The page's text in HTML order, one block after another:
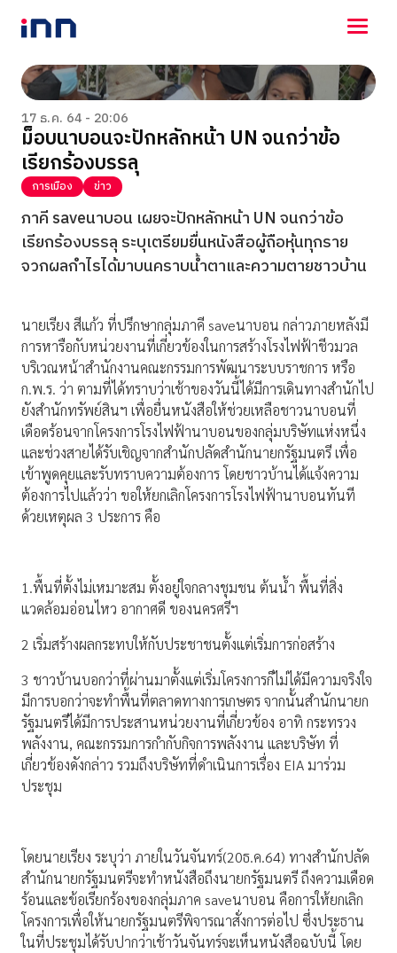
NEWS
ENTERTAINMENT
LIFESTYLE
HOROSCOPE
LOTTERY
VIDEO
ร่วมด้วยช่วยกัน
17 ธ.ค. 64 - 20:06
ม็อบนาบอนจะปักหลักหน้า UN จนกว่าข้อ
เรียกร้องบรรลุ
การเมือง ข่าว
ภาคี saveนาบอน เผยจะปักหลักหน้า UN จนกว่าข้อ
เรียกร้องบรรลุ ระบุเตรียมยื่นหนังสือผู้ถือหุ้นทุกราย
จวกผลกำไรได้มาบนคราบน้ำตาและความตายชาวบ้าน
นายเรียง สีแก้ว ที่ปรึกษากลุ่มภาคี saveนาบอน กล่าวภายหลังมี
การหารือกับหน่วยงานที่เกี่ยวข้องในการสร้างโรงไฟฟ้าชีวมวล
บริเวณหน้าสำนักงานคณะกรรมการพัฒนาระบบราชการ หรือ
ก.พ.ร. ว่า ตามที่ได้ทราบว่าเช้าของวันนี้ได้มีการเดินทางสำนักไป
ยังสำนักทรัพย์สินฯ เพื่อยื่นหนังสือให้ช่วยเหลือชาวนาบอนที่
เดือดร้อนจากโครงการโรงไฟฟ้านาบอนของกลุ่มบริษัทแห่งหนึ่ง
และช่วงสายได้รับเชิญจากสำนักปลัดสำนักนายกรัฐมนตรี เพื่อ
เข้าพูดคุยและรับทราบความต้องการ โดยชาวบ้านได้แจ้งความ
ต้องการไปแล้วว่า ขอให้ยกเลิกโครงการโรงไฟฟ้านาบอนทันที
ด้วยเหตุผล 3 ประการ คือ
1.พื้นที่ตั้งไม่เหมาะสม ตั้งอยู่ใจกลางชุมชน ต้นน้ำ พื้นที่สิ่ง
แวดล้อมอ่อนไหว อากาศดี ของนครศรีฯ
2 เริ่มสร้างผลกระทบให้กับประชาชนตั้งแต่เริ่มการก่อสร้าง
3 ชาวบ้านบอกว่าที่ผ่านมาตั้งแต่เริ่มโครงการก็ไม่ได้มีความจริงใจ
มีการบอกว่าจะทำพื้นที่ตลาดทางการเกษตร จากนั้นสำนักนายก
รัฐมนตรีได้มีการประสานหน่วยงานที่เกี่ยวข้อง อาทิ กระทรวง
พลังงาน, คณะกรรมการกำกับกิจการพลังงาน และบริษัท ที่
เกี่ยวข้องดังกล่าว รวมถึงบริษัทที่ดำเนินการเรื่อง EIA มาร่วม
ประชุม
โดยนายเรียง ระบุว่า ภายในวันจันทร์(20ธ.ค.64) ทางสำนักปลัด
สำนักนายกรัฐมนตรีจะทำหนังสือถึงนายกรัฐมนตรี ถึงความเดือด
ร้อนและข้อเรียกร้องของกลุ่มภาค saveนาบอน คือการให้ยกเลิก
โครงการเพื่อให้นายกรัฐมนตรีพิจารณาสั่งการต่อไป ซึ่งประธาน
ในที่ประชุมได้รับปากว่าเช้าวันจันทร์จะเห็นหนังสือฉบับนี้ โดย